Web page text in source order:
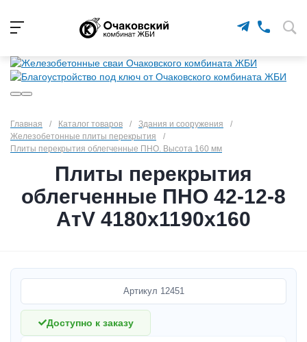
Главная / Каталог товаров / Здания и сооружения
/
Железобетонные плиты перекрытия
/
Плиты перекрытия облегченные ПНО. Высота 160 мм
Плиты перекрытия
облегченные ПНО 42-12-8
АтV 4180х1190х160
Артикул 12451
Доступно к заказу